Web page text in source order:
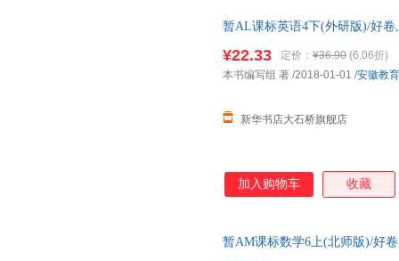
暂AL课标英语4下(外研版)/好
13284178503
¥22.33 定价： ¥36.90 (6.06折)
新华书店大石桥旗舰店
本书编写组 著 /2018-01-01 /安徽教
加入购物车 收藏
暂AM课标数学6上(北师版)/好